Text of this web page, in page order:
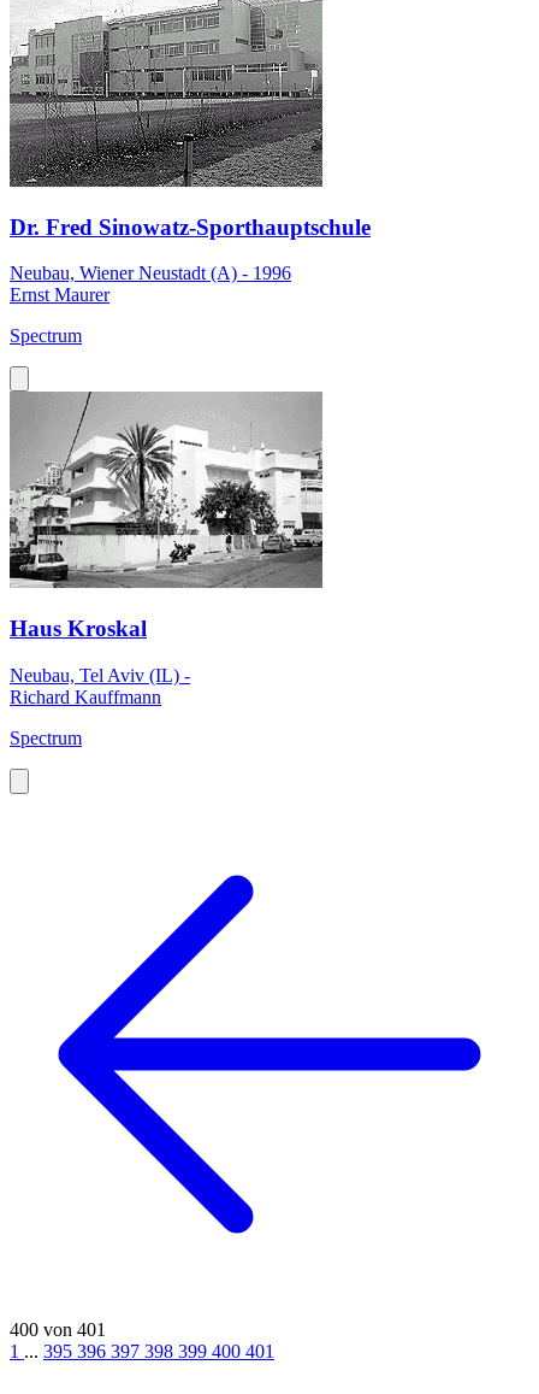
Dr. Fred Sinowatz-Sporthauptschule
Neubau, Wiener Neustadt (A) - 1996
Ernst Maurer
Spectrum
Haus Kroskal
Neubau, Tel Aviv (IL) -
Richard Kauffmann
Spectrum
400 von 401
1 ... 395 396 397 398 399 400 401